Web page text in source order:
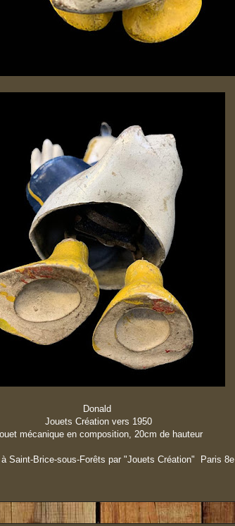
Donald
Jouets Création vers 1950
mécanique en composition, 20cm de hauteur
à Saint-Brice-sous-Forêts par "Jouets Création" Paris 8e